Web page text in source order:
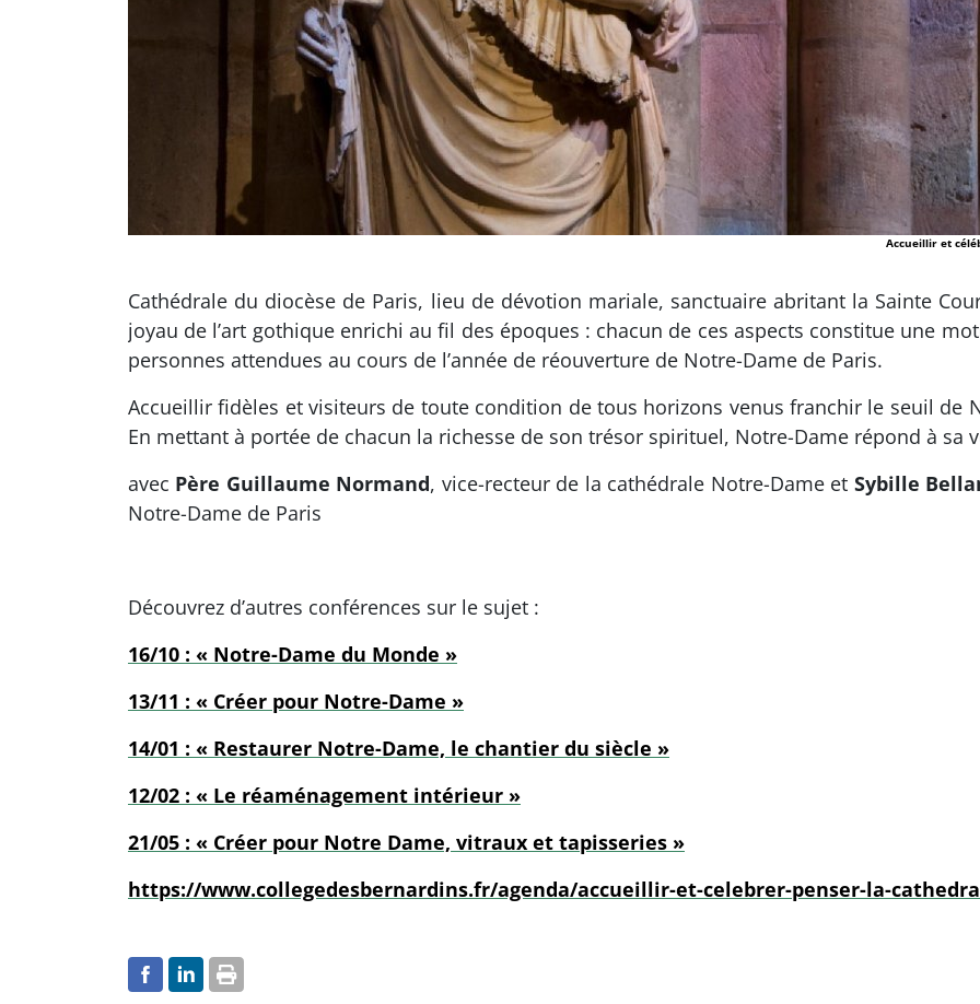
Accueillir et
Cathédrale du diocèse de Paris, lieu de dévotion mariale, sanctuaire abritant la Sainte
joyau de l’art gothique enrichi au fil des époques : chacun de ces aspects constitue une
personnes attendues au cours de l’année de réouverture de Notre-Dame de Paris.
Accueillir fidèles et visiteurs de toute condition de tous horizons venus franchir le seuil de
En mettant à portée de chacun la richesse de son trésor spirituel, Notre-Dame répond à sa
avec Père Guillaume Normand, vice-recteur de la cathédrale Notre-Dame et Sybille
Notre-Dame de Paris
Découvrez d’autres conférences sur le sujet :
16/10 : « Notre-Dame du Monde »
13/11 : « Créer pour Notre-Dame »
14/01 : « Restaurer Notre-Dame, le chantier du siècle »
12/02 : « Le réaménagement intérieur »
21/05 : « Créer pour Notre Dame, vitraux et tapisseries »
https://www.collegedesbernardins.fr/agenda/accueillir-et-celebrer-penser-la-